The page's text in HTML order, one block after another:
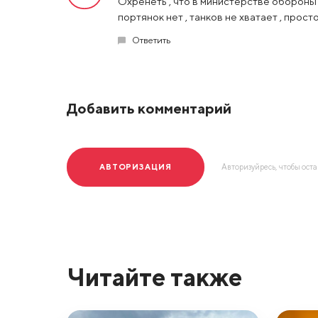
портянок нет , танков не хватает ,
Ответить
Добавить комментарий
АВТОРИЗАЦИЯ Авторизуйресь, чтобы
Читайте также